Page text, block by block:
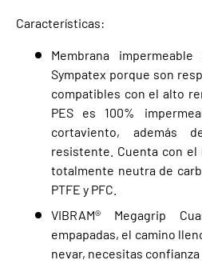
Características:
Membrana
Sympatex porque son
compatibles con el alto
PES es 100%
cortaviento, además
resistente. Cuenta con
totalmente neutra de
PTFE y PFC.
VIBRAM® Megagrip
empapadas, el camino
nevar, necesitas